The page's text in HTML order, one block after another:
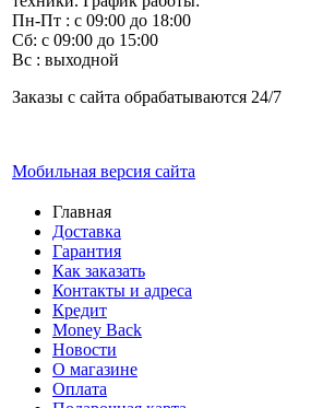
Пн-Пт : с 09:00 до 18:00
Сб: с 09:00 до 15:00
Вс : выходной
Заказы с сайта обрабатываются 24/7
Мобильная версия сайта
Главная
Доставка
Гарантия
Как заказать
Контакты и адреса
Кредит
Money Back
Новости
О магазине
Оплата